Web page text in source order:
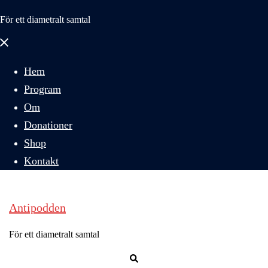
För ett diametralt samtal
Stäng
Hem
Program
Om
Donationer
Shop
Kontakt
Antipodden
För ett diametralt samtal